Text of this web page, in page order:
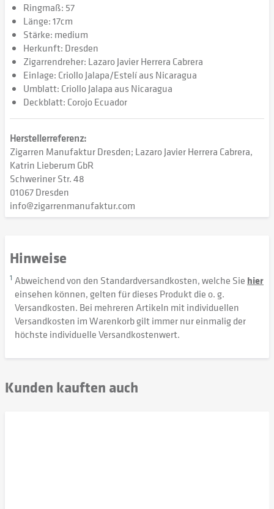
Ringmaß: 57
Länge: 17cm
Stärke: medium
Herkunft: Dresden
Zigarrendreher: Lazaro Javier Herrera Cabrera
Einlage: Criollo Jalapa/Estelí aus Nicaragua
Umblatt: Criollo Jalapa aus Nicaragua
Deckblatt: Corojo Ecuador
Herstellerreferenz:
Zigarren Manufaktur Dresden; Lazaro Javier Herrera Cabrera,
Katrin Lieberum GbR
Schweriner Str. 48
01067 Dresden
info@zigarrenmanufaktur.com
Hinweise
1 Abweichend von den Standardversandkosten, welche Sie hier
einsehen können, gelten für dieses Produkt die o. g.
Versandkosten. Bei mehreren Artikeln mit individuellen
Versandkosten im Warenkorb gilt immer nur einmalig der
höchste individuelle Versandkostenwert.
Kunden kauften auch